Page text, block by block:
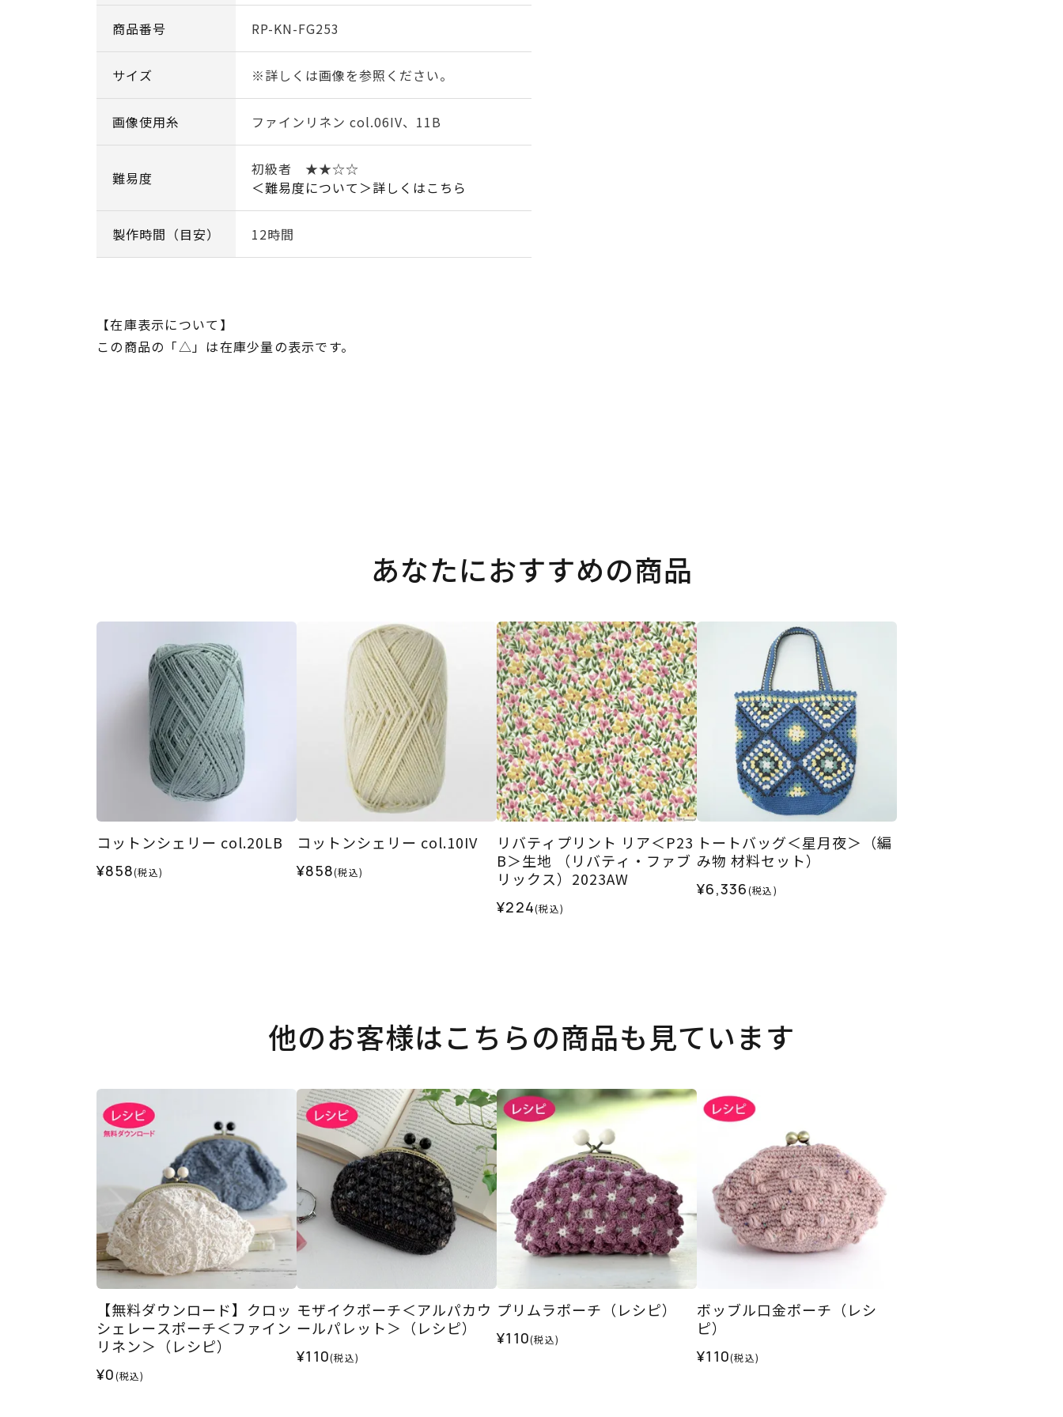
商品番号 RP-KN-FG253
サイズ ※詳しくは画像を参照ください。
画像使用糸 ファインリネン col.06IV、11B
難易度
初級者 ★★☆☆
＜難易度について＞詳しくはこちら
製作時間（目安） 12時間
【在庫表示について】
この商品の「△」は在庫少量の表示です。
あなたにおすすめの商品
コットンシェリー col.20LB
¥858(税込)
コットンシェリー col.10IV
¥858(税込)
リバティプリント リア＜P23
B＞生地 （リバティ・ファブ
リックス）2023AW
¥224(税込)
トートバッグ＜星月夜＞（編
み物 材料セット）
¥6,336(税込)
他のお客様はこちらの商品も見ています
【無料ダウンロード】クロッ
シェレースポーチ＜ファイン
リネン＞（レシピ）
¥0(税込)
モザイクポーチ＜アルパカウ
ールパレット＞（レシピ）
¥110(税込)
プリムラポーチ（レシピ）
¥110(税込)
ボッブル口金ポーチ（レシ
ピ）
¥110(税込)